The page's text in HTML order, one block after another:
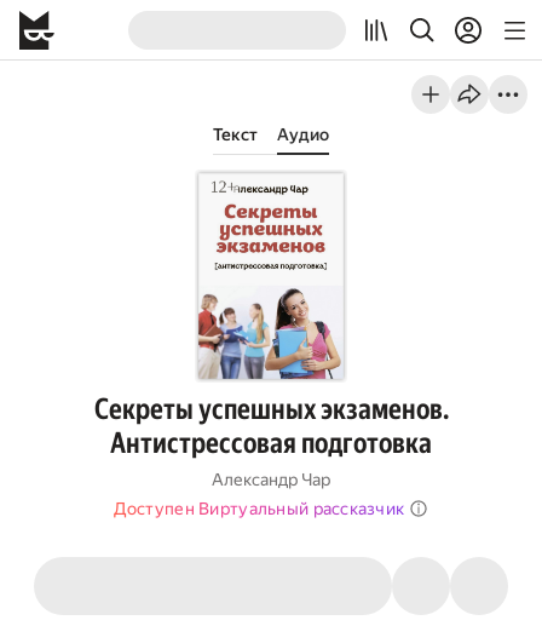
Текст Аудио
Секреты успешных экзаменов.
Антистрессовая подготовка
Александр Чар
Доступен Виртуальный рассказчик